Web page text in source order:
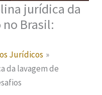
jurídica da
Brasil:
Jurídicos
da lavagem de